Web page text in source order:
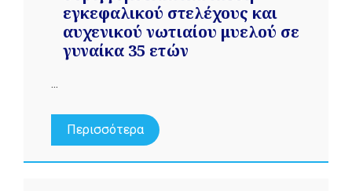
εγκεφαλικού στελέχους και
αυχενικού νωτιαίου μυελού σε
γυναίκα 35 ετών
...
Περισσότερα